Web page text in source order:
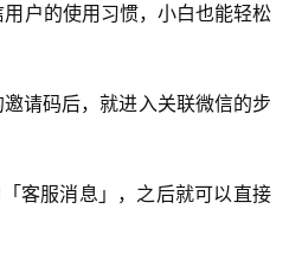
户的使用习惯，小白也能轻松
请码后，就进入关联微信的步
客服消息」，之后就可以直接